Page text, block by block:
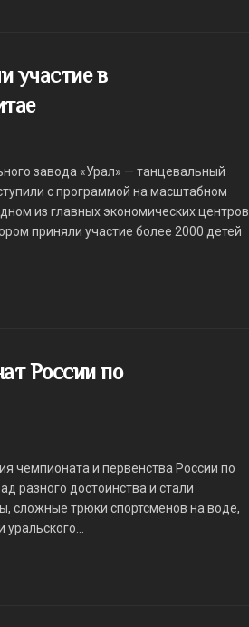
участие в
завода «Урал» — танцевальный
с программой на масштабном
из главных экономических центров
приняли участие более 2000 детей
России по
чемпионата и первенства России по
разного достоинства и стали
сложные трюки спортсменов на воде,